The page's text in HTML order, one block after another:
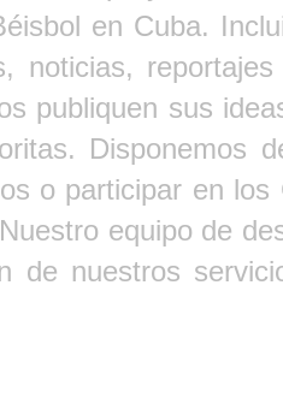
en Cuba.
noticias,
publiquen sus
Disponemos
o participar en
equipo de
de nuestros